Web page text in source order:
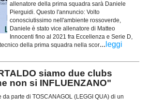
allenatore della prima squadra sarà Daniele
Pierguidi. Questo l'annuncio: Volto
conosciutissimo nell'ambiente rossoverde,
Daniele è stato vice allenatore di Matteo
Innocenti fino al 2021 fra Eccellenza e Serie D,
della prima squadra nella scor... leggi
siamo due clubs
non si INFLUENZANO"
parte di TOSCANAGOL (LEGGI QUA) di un